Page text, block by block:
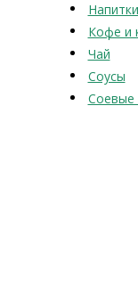
Напитки
Кофе и
Чай
Соусы
Соевые